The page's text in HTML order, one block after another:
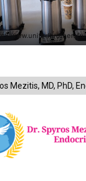
Mezitis, MD, PhD,